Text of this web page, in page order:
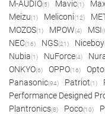
M-AUDIO(5) Mavic(1)
Meizu(1) Meliconi(12)
MOZOS(1) MPOW(4) MSI
NEC(16) NGS(21) Niceboy
Nubia(1) NuForce(4)
ONKYO(6) OPPO(16)
Panasonic(94) Patriot(1)
Performance Designed
Plantronics(8) Poco(10)